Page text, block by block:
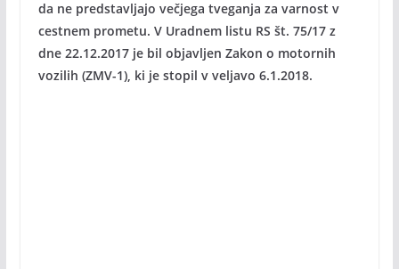
da ne predstavljajo večjega tveganja za varnost v
cestnem prometu. V Uradnem listu RS št. 75/17 z
dne 22.12.2017 je bil objavljen Zakon o motornih
vozilih (ZMV-1), ki je stopil v veljavo 6.1.2018.